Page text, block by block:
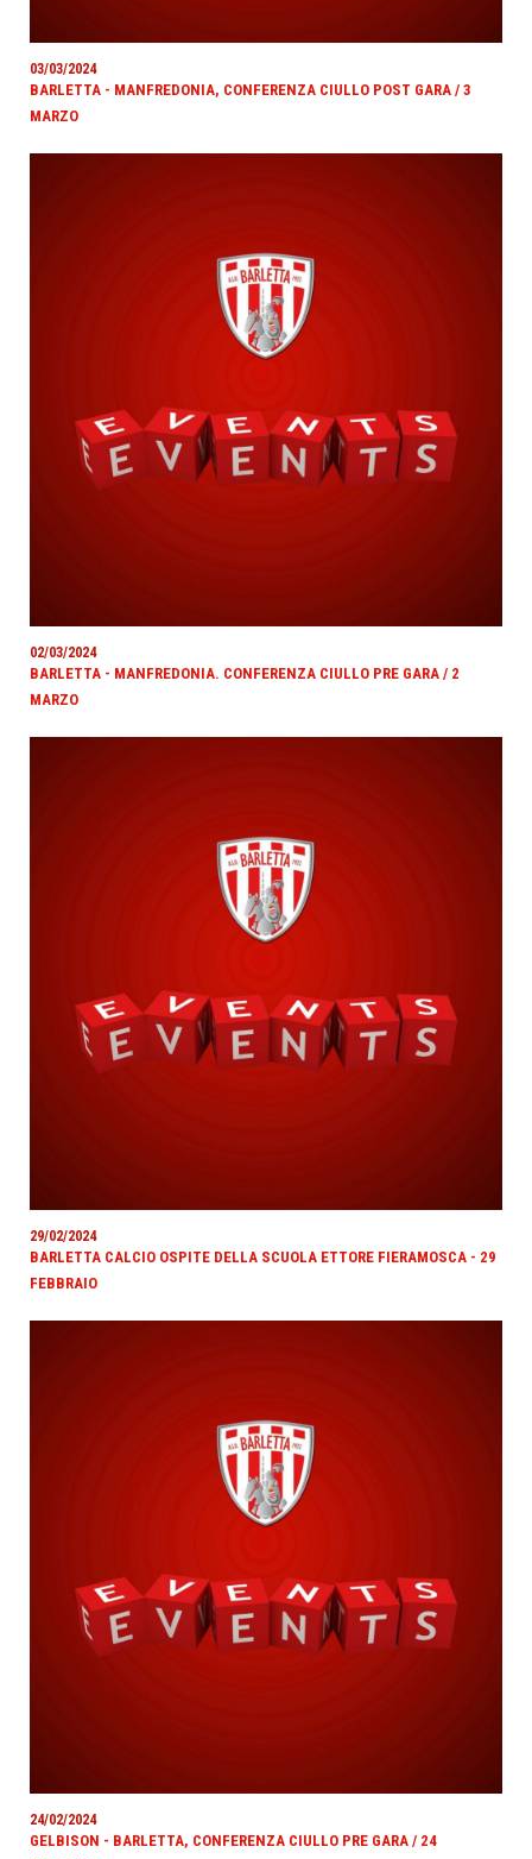
03/03/2024
BARLETTA - MANFREDONIA, CONFERENZA CIULLO POST GARA / 3
MARZO
02/03/2024
BARLETTA - MANFREDONIA. CONFERENZA CIULLO PRE GARA / 2
MARZO
29/02/2024
BARLETTA CALCIO OSPITE DELLA SCUOLA ETTORE FIERAMOSCA - 29
FEBBRAIO
24/02/2024
GELBISON - BARLETTA, CONFERENZA CIULLO PRE GARA / 24